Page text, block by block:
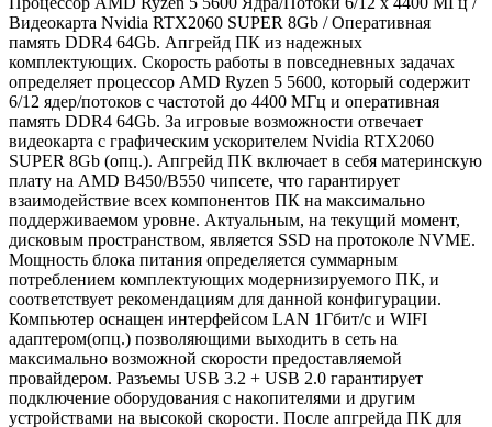
Видеокарта Nvidia RTX2060 SUPER 8Gb / Оперативная
память DDR4 64Gb. Апгрейд ПК из надежных
комплектующих. Скорость работы в повседневных задачах
определяет процессор AMD Ryzen 5 5600, который содержит
6/12 ядер/потоков с частотой до 4400 МГц и оперативная
память DDR4 64Gb. За игровые возможности отвечает
видеокарта с графическим ускорителем Nvidia RTX2060
SUPER 8Gb (опц.). Апгрейд ПК включает в себя материнскую
плату на AMD B450/B550 чипсете, что гарантирует
взаимодействие всех компонентов ПК на максимально
поддерживаемом уровне. Актуальным, на текущий момент,
дисковым пространством, является SSD на протоколе NVME.
Мощность блока питания определяется суммарным
потреблением комплектующих модернизируемого ПК, и
соответствует рекомендациям для данной конфигурации.
Компьютер оснащен интерфейсом LAN 1Гбит/с и WIFI
адаптером(опц.) позволяющими выходить в сеть на
максимально возможной скорости предоставляемой
провайдером. Разъемы USB 3.2 + USB 2.0 гарантирует
подключение оборудования с накопителями и другим
устройствами на высокой скорости. После апгрейда ПК для